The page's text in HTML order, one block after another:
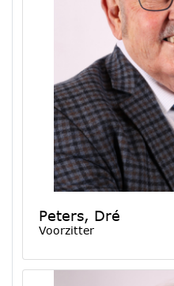
Peters, Dré
Voorzitter